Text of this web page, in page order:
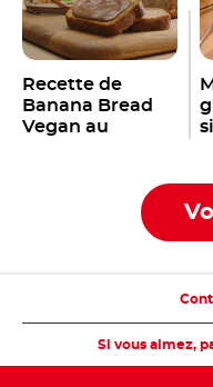
Recette de
Banana Bread
Vegan au
Si vous aimez,